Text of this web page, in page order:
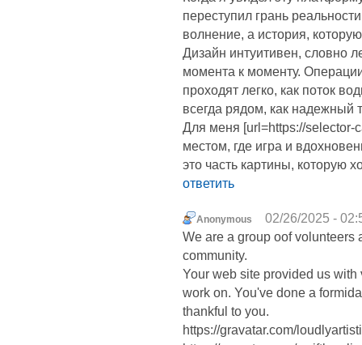
переступил грань
волнение, а история,
Дизайн интуитивен, словно
момента к моменту.
проходят легко, как поток
всегда рядом, как надежный
Для меня [url=https://selector-
местом, где игра и
это часть картины, которую
ответить
Anonymous
02/26/2025 -
We are a group oof volunteers
community.
Your web site provided us
work on. You've done a
thankful to you.
https://gravatar.com/